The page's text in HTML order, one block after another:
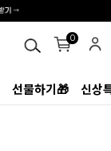
0
선물하기🎁 신상